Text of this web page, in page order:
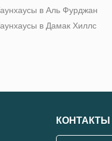
в Аль Фурджан
в Дамак Хиллс
КОНТАКТЫ